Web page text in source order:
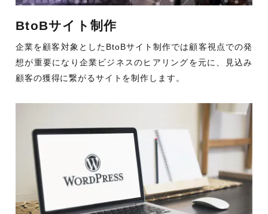
BtoBサイト制作
企業を顧客対象としたBtoBサイト制作では顧客視点での発
想が重要になり企業ビジネスのヒアリングを元に、見込み
顧客の獲得に繋がるサイトを制作します。